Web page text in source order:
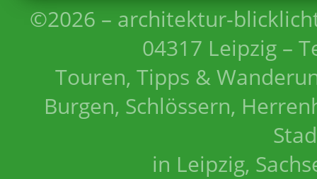
©2026 – architektur-
04317 Leipzig –
Touren, Tipps &
Burgen, Schlössern,
in Leipzig,